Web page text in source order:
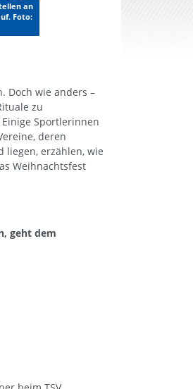
an
Foto:
Doch wie anders –
zu
Sportlerinnen
deren
liegen, erzählen, wie
Weihnachtsfest
geht dem